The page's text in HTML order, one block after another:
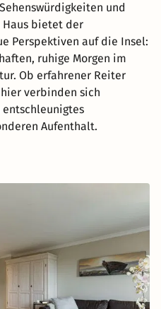
und
Haus bietet der
Perspektiven auf die Insel:
ruhige Morgen im
Ob erfahrener Reiter
verbinden sich
entschleunigtes
Aufenthalt.